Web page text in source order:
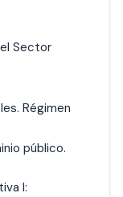
Sector
Régimen
público.
I: